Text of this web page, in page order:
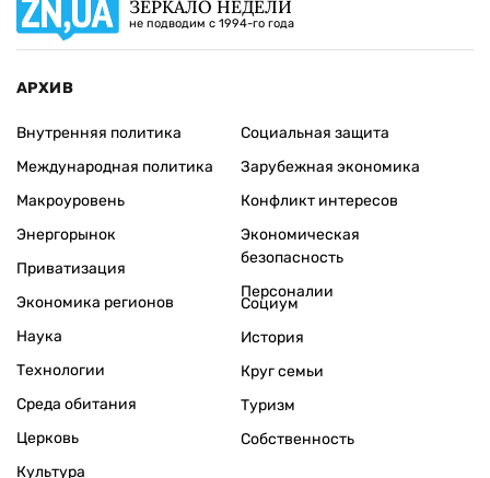
ЗЕРКАЛО НЕДЕЛИ
не подводим с 1994-го года
АРХИВ
Внутренняя политика
Международная политика
Макроуровень
Энергорынок
Приватизация
Экономика регионов
Социальная защита
Зарубежная экономика
Конфликт интересов
Экономическая
безопасность
Персоналии
Наука
Технологии
Среда обитания
Церковь
Культура
Социум
История
Круг семьи
Туризм
Собственность